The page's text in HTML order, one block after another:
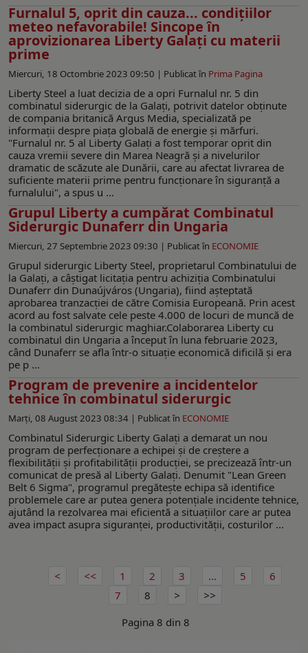
Furnalul 5, oprit din cauza... condițiilor
meteo nefavorabile! Sincope în
aprovizionarea Liberty Galați cu materii
prime
Miercuri, 18 Octombrie 2023 09:50 | Publicat în Prima Pagina
Liberty Steel a luat decizia de a opri Furnalul nr. 5 din
combinatul siderurgic de la Galați, potrivit datelor obținute
de compania britanică Argus Media, specializată pe
informații despre piața globală de energie și mărfuri.
"Furnalul nr. 5 al Liberty Galați a fost temporar oprit din
cauza vremii severe din Marea Neagră și a nivelurilor
dramatic de scăzute ale Dunării, care au afectat livrarea de
suficiente materii prime pentru funcționare în siguranță a
furnalului", a spus u ...
Grupul Liberty a cumpărat Combinatul
Siderurgic Dunaferr din Ungaria
Miercuri, 27 Septembrie 2023 09:30 | Publicat în ECONOMIE
Grupul siderurgic Liberty Steel, proprietarul Combinatului de
la Galaţi, a câştigat licitaţia pentru achiziţia Combinatului
Dunaferr din Dunaújváros (Ungaria), fiind așteptată
aprobarea tranzacției de către Comisia Europeană. Prin acest
acord au fost salvate cele peste 4.000 de locuri de muncă de
la combinatul siderurgic maghiar.Colaborarea Liberty cu
combinatul din Ungaria a început în luna februarie 2023,
când Dunaferr se afla într-o situație economică dificilă și era
pe p ...
Program de prevenire a incidentelor
tehnice în combinatul siderurgic
Marți, 08 August 2023 08:34 | Publicat în ECONOMIE
Combinatul Siderurgic Liberty Galați a demarat un nou
program de perfecționare a echipei și de creștere a
flexibilității și profitabilității producției, se precizează într-un
comunicat de presă al Liberty Galați. Denumit "Lean Green
Belt 6 Sigma", programul pregătește echipa să identifice
problemele care ar putea genera potențiale incidente tehnice,
ajutând la rezolvarea mai eficientă a situațiilor care ar putea
avea impact asupra siguranței, productivității, costurilor ...
1 2 3 ... 5
6
7
8
Pagina 8 din 8